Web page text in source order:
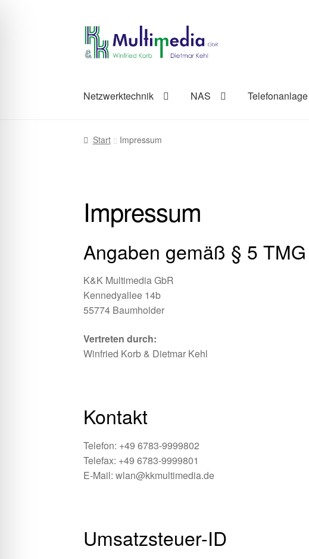
Zur
Navigation
springen
Zum
Inhalt
springen
Netzwerktechnik NAS Telefonanlage
Start Impressum
Impressum
Angaben gemäß § 5 TMG
K&K Multimedia GbR
Kennedyallee 14b
55774 Baumholder
Vertreten durch:
Winfried Korb & Dietmar Kehl
Kontakt
Telefon: +49 6783-9999802
Telefax: +49 6783-9999801
E-Mail: wlan@kkmultimedia.de
Umsatzsteuer-ID